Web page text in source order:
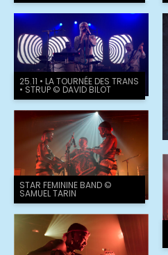
25.11 • LA TOURNÉE DES TRANS
• STRUP © DAVID BILOT
STAR FEMININE BAND ©
SAMUEL TARIN